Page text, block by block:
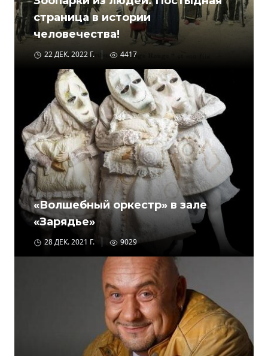
страница в истории
человечества!
22 ДЕК. 2022 Г. 4417
«Волшебный оркестр» в зале
«Зарядье»
28 ДЕК. 2021 Г. 9029